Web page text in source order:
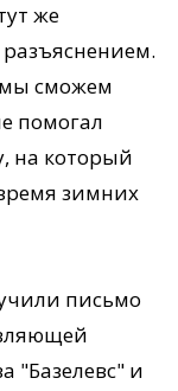
же
мы сможем
помогал
на который
зимних
письмо
"Базелевс" и